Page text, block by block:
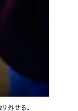
外せる。